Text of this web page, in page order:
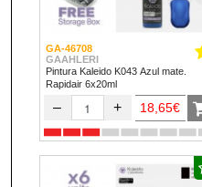
GA-46708
GAAHLERI
Pintura Kaleido K043 Azul mate.
Rapidair 6x20ml
– + 18,65€